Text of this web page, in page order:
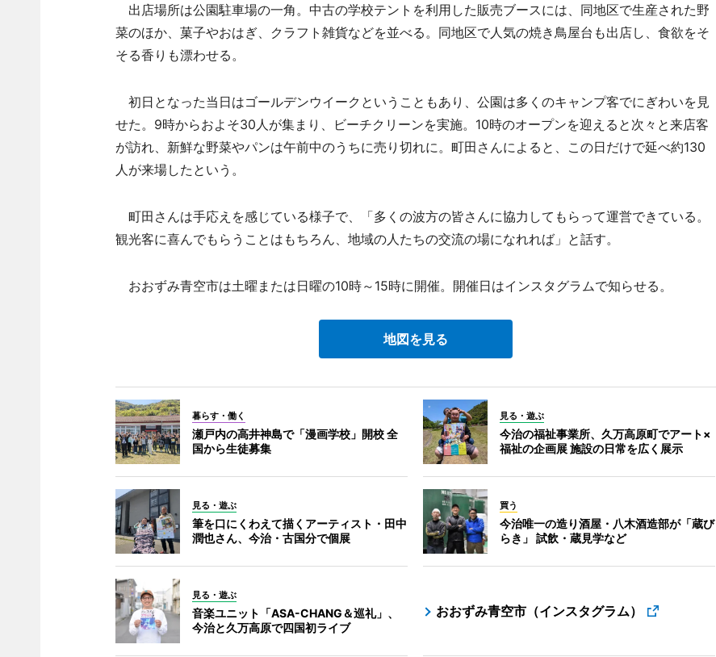
出店場所は公園駐車場の一角。中古の学校テントを利用した販売ブースには、同地区で生産された野
菜のほか、菓子やおはぎ、クラフト雑貨などを並べる。同地区で人気の焼き鳥屋台も出店し、食欲をそ
そる香りも漂わせる。
初日となった当日はゴールデンウイークということもあり、公園は多くのキャンプ客でにぎわいを見
せた。9時からおよそ30人が集まり、ビーチクリーンを実施。10時のオープンを迎えると次々と来店客
が訪れ、新鮮な野菜やパンは午前中のうちに売り切れに。町田さんによると、この日だけで延べ約130
人が来場したという。
町田さんは手応えを感じている様子で、「多くの波方の皆さんに協力してもらって運営できている。
観光客に喜んでもらうことはもちろん、地域の人たちの交流の場になれれば」と話す。
おおずみ青空市は土曜または日曜の10時～15時に開催。開催日はインスタグラムで知らせる。
地図を見る
暮らす・働く
瀬戸内の高井神島で「漫画学校」開校 全
国から生徒募集
見る・遊ぶ
今治の福祉事業所、久万高原町でアート×
福祉の企画展 施設の日常を広く展示
見る・遊ぶ
筆を口にくわえて描くアーティスト・田中
潤也さん、今治・古国分で個展
買う
今治唯一の造り酒屋・八木酒造部が「蔵び
らき」 試飲・蔵見学など
見る・遊ぶ
音楽ユニット「ASA-CHANG＆巡礼」、
今治と久万高原で四国初ライブ
おおずみ青空市（インスタグラム）